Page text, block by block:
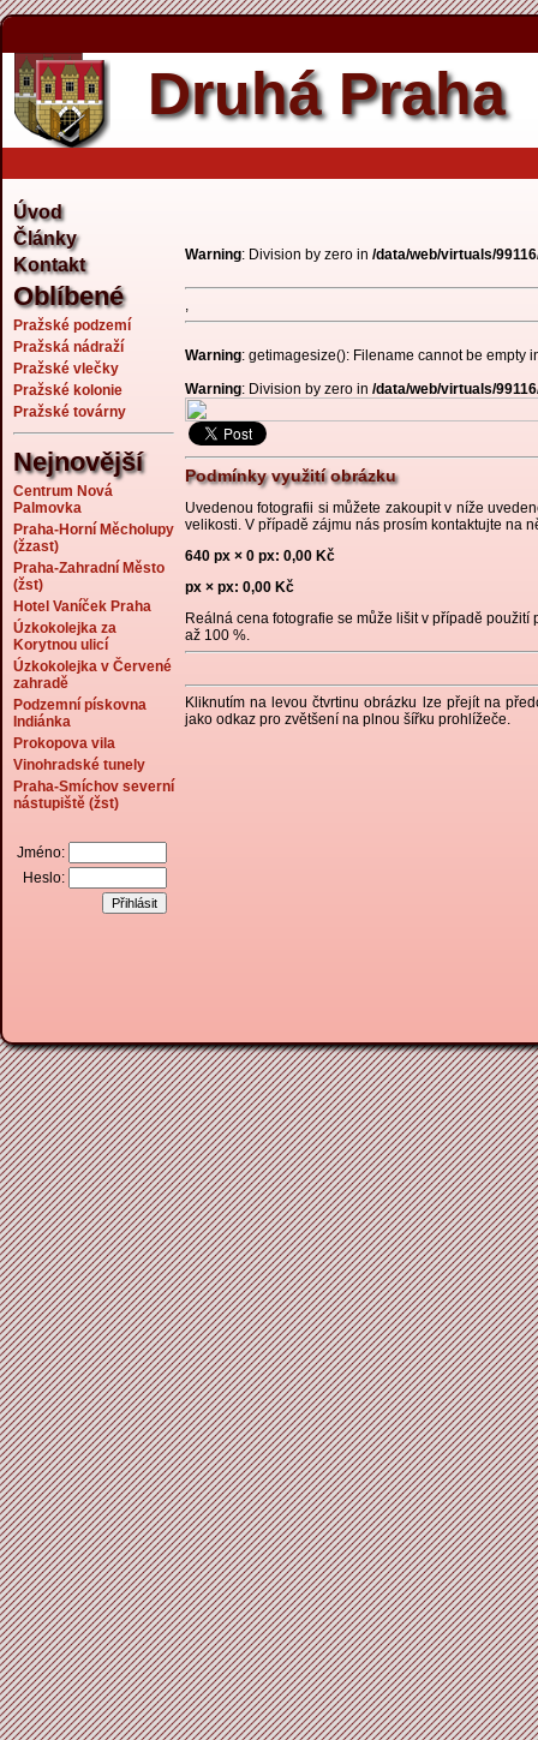
Druhá Praha
Úvod
Články
Kontakt
Oblíbené
Pražské podzemí
Pražská nádraží
Pražské vlečky
Pražské kolonie
Pražské továrny
Nejnovější
Centrum Nová
Palmovka
Praha-Horní Měcholupy
(žzast)
Praha-Zahradní Město
(žst)
Hotel Vaníček Praha
Úzkokolejka za
Korytnou ulicí
Úzkokolejka v Červené
zahradě
Podzemní pískovna
Indiánka
Prokopova vila
Vinohradské tunely
Praha-Smíchov severní
nástupiště (žst)
Jméno:
Heslo:
Warning: Division by zero in /data/web/virtuals/
,
Warning: getimagesize(): Filename cannot be empty
Warning: Division by zero in /data/web/virtuals/
Podmínky využití obrázku
Uvedenou fotografii si můžete zakoupit v níže
velikosti. V případě zájmu nás prosím kontaktujte na
640 px × 0 px: 0,00 Kč
px × px: 0,00 Kč
Reálná cena fotografie se může lišit v případě
až 100 %.
Kliknutím na levou čtvrtinu obrázku lze přejít na
jako odkaz pro zvětšení na plnou šířku prohlížeče.